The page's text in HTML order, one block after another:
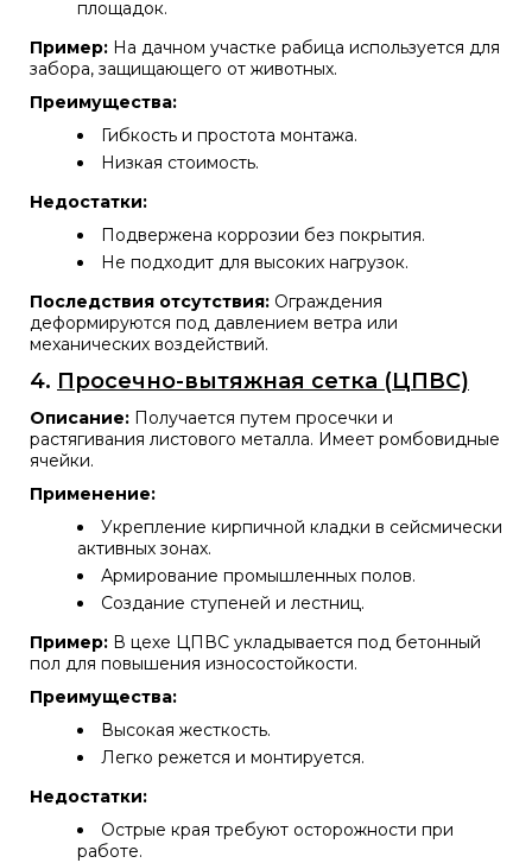
площадок.
Пример: На дачном участке рабица используется для
забора, защищающего от животных.
Преимущества:
Гибкость и простота монтажа.
Низкая стоимость.
Недостатки:
Подвержена коррозии без покрытия.
Не подходит для высоких нагрузок.
Последствия отсутствия: Ограждения
деформируются под давлением ветра или
механических воздействий.
4. Просечно-вытяжная сетка (ЦПВС)
Описание: Получается путем просечки и
растягивания листового металла. Имеет ромбовидные
ячейки.
Применение:
Укрепление кирпичной кладки в сейсмически
активных зонах.
Армирование промышленных полов.
Создание ступеней и лестниц.
Пример: В цехе ЦПВС укладывается под бетонный
пол для повышения износостойкости.
Преимущества:
Высокая жесткость.
Легко режется и монтируется.
Недостатки:
Острые края требуют осторожности при
работе.